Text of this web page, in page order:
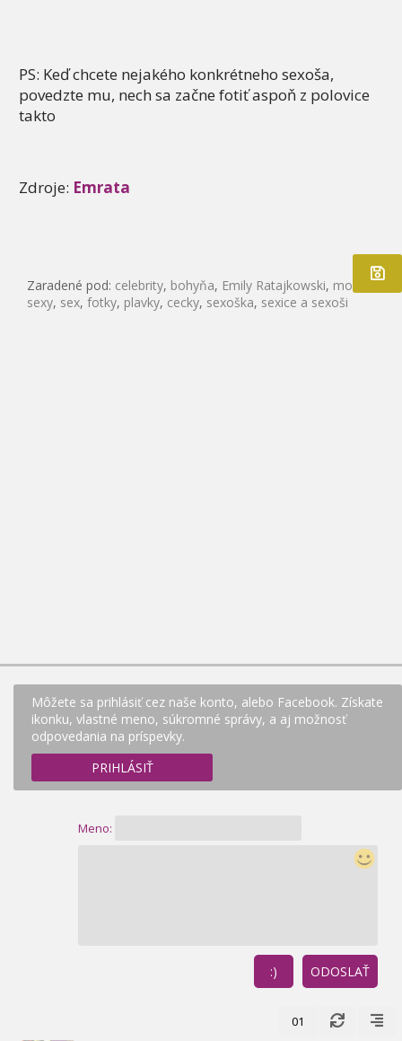
PS: Keď chcete nejakého konkrétneho sexoša,
povedzte mu, nech sa začne fotiť aspoň z polovice
takto
Zdroje: Emrata
Zaradené pod: celebrity, bohyňa, Emily Ratajkowski, modelka,
sexy, sex, fotky, plavky, cecky, sexoška, sexice a sexoši
Môžete sa prihlásiť cez naše konto, alebo Facebook. Získate
ikonku, vlastné meno, súkromné správy, a aj možnosť
odpovedania na príspevky.
PRIHLÁSIŤ
Meno:
ODOSLAŤ
:)
01